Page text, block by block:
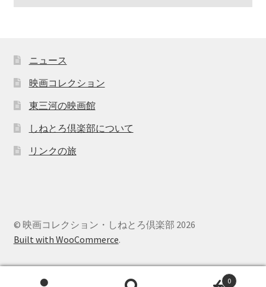
ニュース
映画コレクション
東三河の映画館
しねとろ倶楽部について
リンクの旅
© 映画コレクション・しねとろ倶楽部 2026
Built with WooCommerce.
0